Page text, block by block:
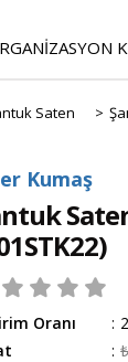
Saten >
Kumaş
Oranı :
: